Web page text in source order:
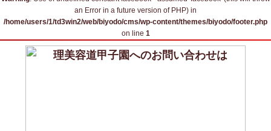
an Error in a future version of PHP) in
/home/users/1/td3win2/web/biyodo/cms/wp-content/themes/biyodo/footer.php
on line 1